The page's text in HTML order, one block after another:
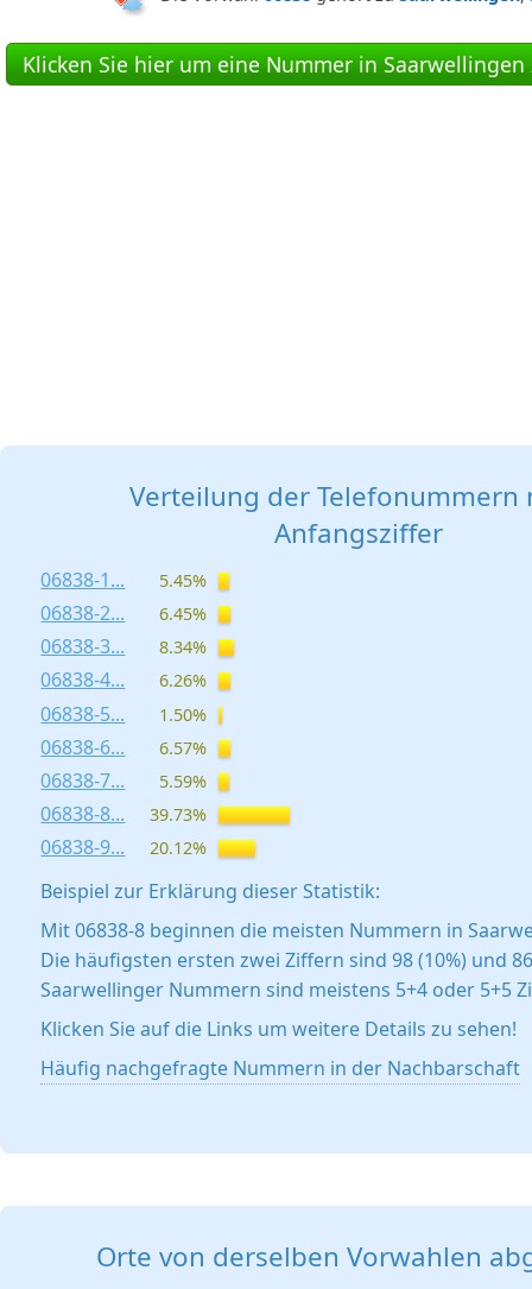
Klicken Sie hier um eine Nummer in
Verteilung der Telefonummern
Anfangsziffer
06838-1... 5.45%
06838-2... 6.45%
06838-3... 8.34%
06838-4... 6.26%
06838-5... 1.50%
06838-6... 6.57%
06838-7... 5.59%
06838-8... 39.73%
06838-9... 20.12%
Beispiel zur Erklärung dieser Statistik:
Mit 06838-8 beginnen die meisten Nummern in
Die häufigsten ersten zwei Ziffern sind 98 (10%) und
Saarwellinger Nummern sind meistens 5+4 oder 5+5
Klicken Sie auf die Links um weitere Details zu sehen!
Häufig nachgefragte Nummern in der Nachbarschaft
Orte von derselben Vorwahlen